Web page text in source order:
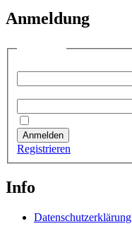
Anmeldung
Anmelden
Registrieren
Info
Datenschutzerklärung